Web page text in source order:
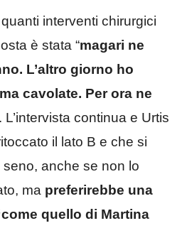
interventi chirurgici
è stata “magari ne
L’altro giorno ho
cavolate. Per ora ne
L’intervista continua e Urtis
il lato B e che si
anche se non lo
ma preferirebbe una
quello di Martina